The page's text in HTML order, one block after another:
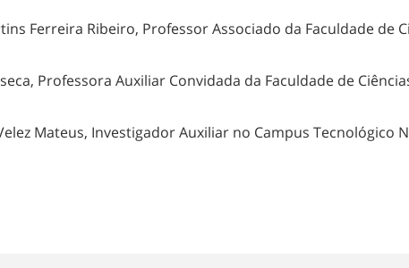
Ferreira Ribeiro, Professor Associado da Faculdade de
Professora Auxiliar Convidada da Faculdade de
Investigador Auxiliar no Campus Tecnológico